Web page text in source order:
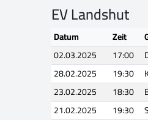
EV Landshut
Datum Zeit
02.03.2025
17:00
28.02.2025
19:30
23.02.2025
18:30
21.02.2025
19:30